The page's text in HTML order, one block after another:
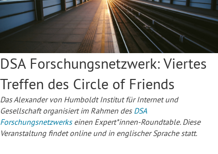
DSA Forschungsnetzwerk: Viertes
Treffen des Circle of Friends
Das Alexander von Humboldt Institut für Internet und
Gesellschaft organisiert im Rahmen des DSA
Forschungsnetzwerkseinen Expert*innen-Roundtable. Diese
Veranstaltung findet online und in englischer Sprache statt.